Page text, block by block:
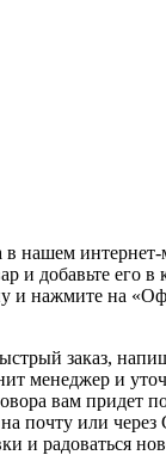
в нашем интернет-
и добавьте его в
и нажмите на
заказ,
менеджер и
вам придет
почту или
и радоваться